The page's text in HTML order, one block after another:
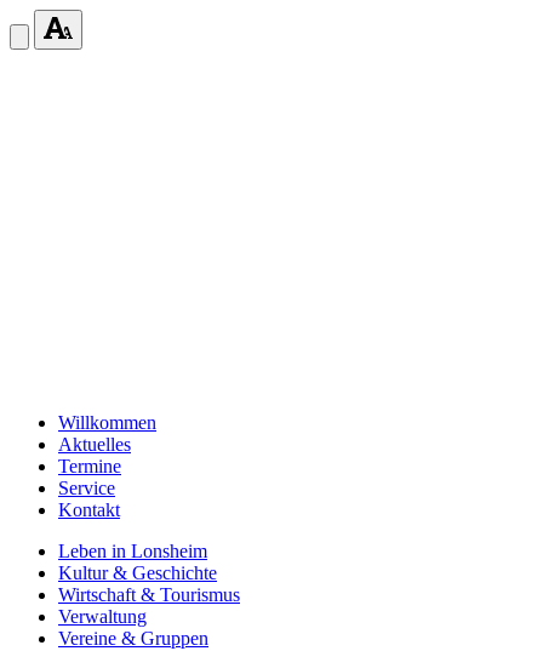
Willkommen
Aktuelles
Termine
Service
Kontakt
Leben in Lonsheim
Kultur & Geschichte
Wirtschaft & Tourismus
Verwaltung
Vereine & Gruppen